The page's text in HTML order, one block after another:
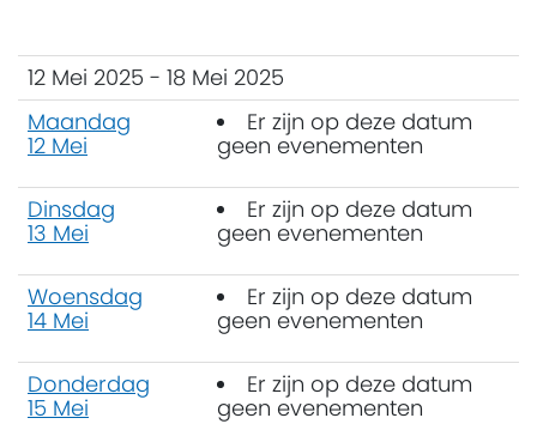
12 Mei 2025 - 18 Mei 2025
Maandag
12 Mei
Er zijn op deze datum
geen evenementen
Dinsdag
13 Mei
Er zijn op deze datum
geen evenementen
Woensdag
14 Mei
Er zijn op deze datum
geen evenementen
Donderdag
15 Mei
Er zijn op deze datum
geen evenementen